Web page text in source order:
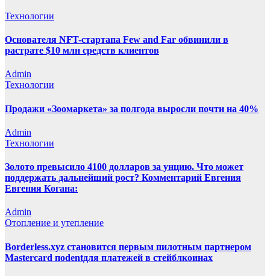
Технологии
Основателя NFT-стартапа Few and Far обвинили в
растрате $10 млн средств клиентов
Admin
Технологии
Продажи «Зоомаркета» за полгода выросли почти на 40%
Admin
Технологии
Золото превысило 4100 долларов за унцию. Что может
поддержать дальнейший рост? Комментарий Евгения
Евгения Когана:
Admin
Отопление и утепление
Borderless.xyz становится первым пилотным партнером
Mastercard поdentдля платежей в стейблкоинах